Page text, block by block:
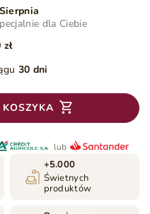
dla Ciebie
30 dni
lub
+5.000
Świetnych
produktów